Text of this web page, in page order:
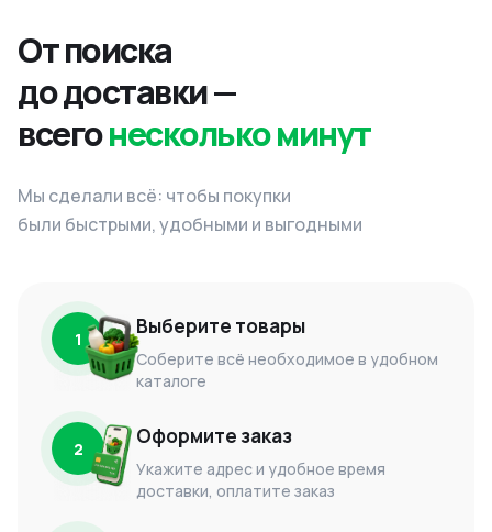
От поиска
до доставки —
всегонесколько минут
Мы сделали всё: чтобы покупки
были быстрыми, удобными и выгодными
1 Выберите товары
Соберите всё необходимое в удобном
каталоге
2 Оформите заказ
Укажите адрес и удобное время
доставки, оплатите заказ